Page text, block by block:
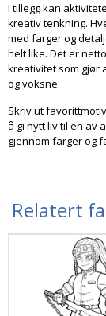
I tillegg kan
kreativ tenkning.
med farger og
helt like. Det er
kreativitet som gjør
og voksne.
Skriv ut
å gi nytt liv til en av
gjennom farger og
Relatert